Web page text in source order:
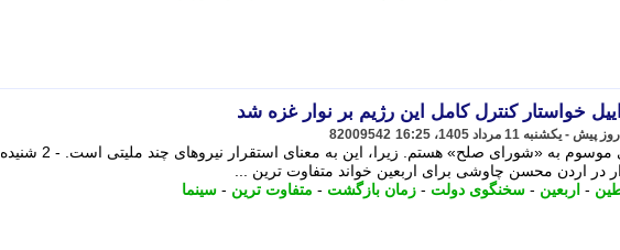
خواستار کنترل کامل این رژیم بر نوار غزه شد
82009542
من مخالف تشکیل شورای موسوم به «شورای صلح» هستم. زیرا، این به معنای استقرار نیروهای چند ملیتی است. - 2 شنیده
در اردن محسن چاوشی برای اربعین خواند متفاوت ترین ...
- اربعین - سخنگوی دولت - زمان بازگشت - متفاوت ترین - سینما